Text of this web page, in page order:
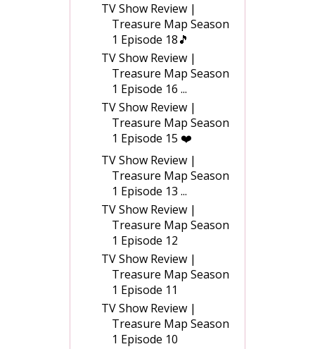
TV Show Review |
Treasure Map Season
1 Episode 18🎵
TV Show Review |
Treasure Map Season
1 Episode 16 ...
TV Show Review |
Treasure Map Season
1 Episode 15 ❤️
TV Show Review |
Treasure Map Season
1 Episode 13 ...
TV Show Review |
Treasure Map Season
1 Episode 12
TV Show Review |
Treasure Map Season
1 Episode 11
TV Show Review |
Treasure Map Season
1 Episode 10